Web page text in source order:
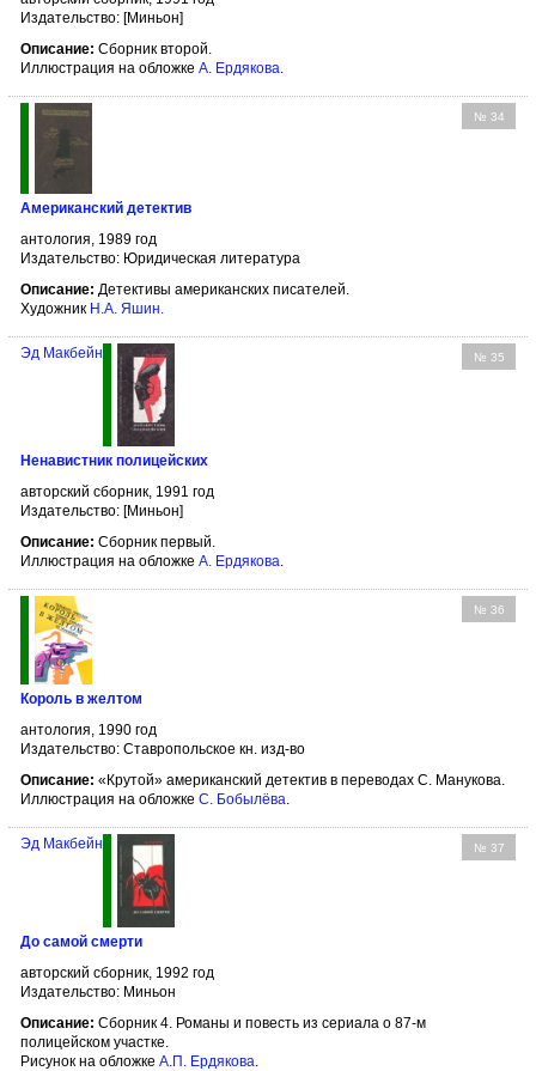
Издательство: [Миньон]
Описание: Сборник второй.
Иллюстрация на обложке А. Ердякова
№ 34
Американский детектив
антология, 1989 год
Издательство: Юридическая литература
Описание: Детективы американских писателей.
Художник Н.А. Яшин
№ 35
Эд Макбейн
Ненавистник полицейских
авторский сборник, 1991 год
Издательство: [Миньон]
Описание: Сборник первый.
Иллюстрация на обложке А. Ердякова.
№ 36
Король в желтом
антология, 1990 год
Издательство: Ставропольское кн. изд-во
Описание: «Крутой» американский детектив в переводах С. Манукова.
Иллюстрация на обложке С. Бобылёва.
№ 37
Эд Макбейн
До самой смерти
авторский сборник, 1992 год
Издательство: Миньон
Описание: Сборник 4. Романы и повесть из сериала о 87-м
полицейском участке.
Рисунок на обложке А.П. Ердякова.